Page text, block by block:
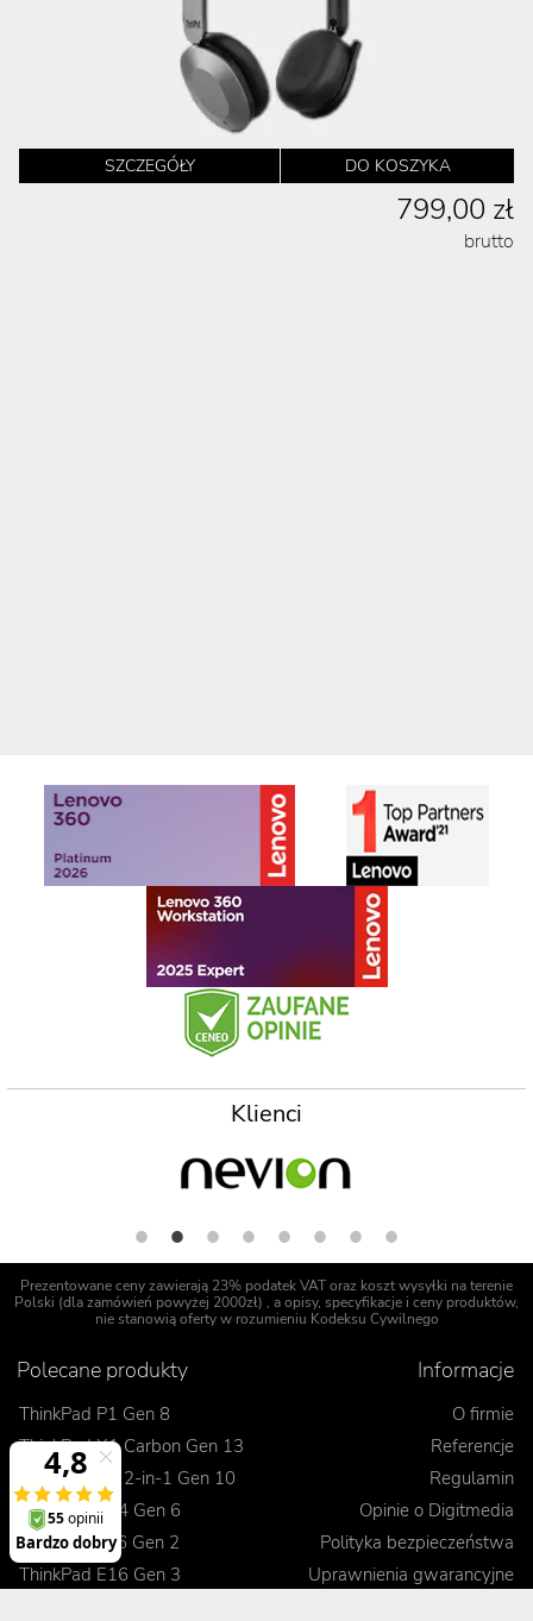
SZCZEGÓŁY DO KOSZYKA
799,00 zł
brutto
Klienci
Prezentowane ceny zawierają 23% podatek VAT oraz koszt wysyłki na terenie
Polski (dla zamówień powyżej 2000zł) , a opisy, specyfikacje i ceny produktów,
nie stanowią oferty w rozumieniu Kodeksu Cywilnego
Polecane produkty
ThinkPad P1 Gen 8
ThinkPad X1 Carbon Gen 13
ThinkPad X1 2-in-1 Gen 10
ThinkPad T14 Gen 6
ThinkPad L16 Gen 2
ThinkPad E16 Gen 3
Informacje
O firmie
Referencje
Regulamin
Opinie o Digitmedia
Polityka bezpieczeństwa
Uprawnienia gwarancyjne